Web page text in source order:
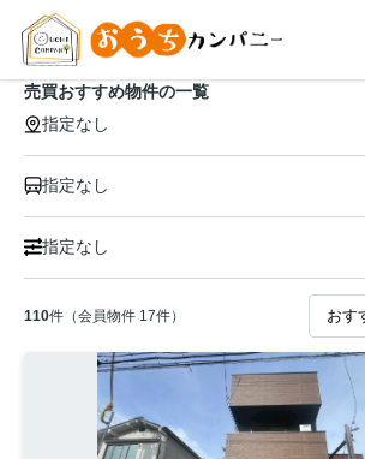
売買おすすめ物件の一覧
指定なし
指定なし
指定なし
110件（会員物件 17件）